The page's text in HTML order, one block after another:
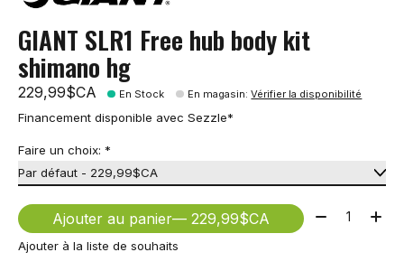
GIANT SLR1 Free hub body kit
shimano hg
229,99$CA En Stock En magasin:Vérifier la disponibilité
Financement disponible avec Sezzle*
Faire un choix: *
Ajouter au panier — 229,99$CA Quantité:
Ajouter à la liste de souhaits